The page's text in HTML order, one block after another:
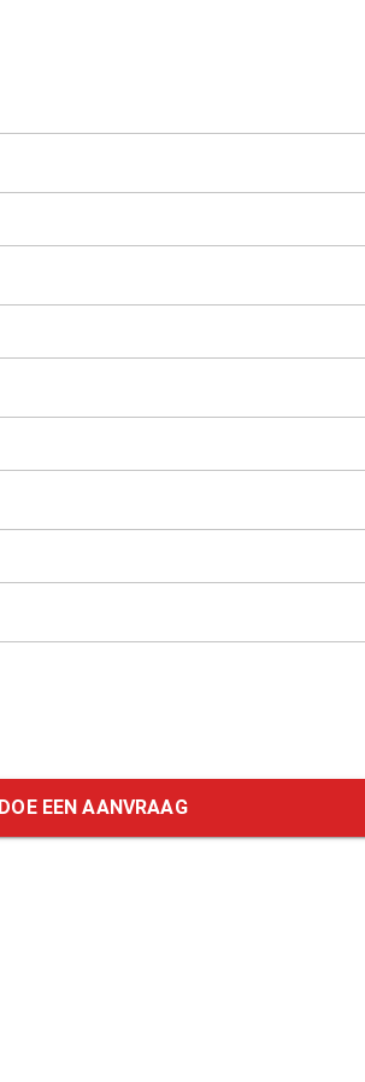
DOE EEN AANVRAAG